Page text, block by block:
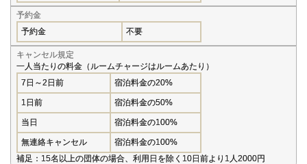
予約金
予約金
不要
キャンセル規定
一人当たりの料金（ルームチャージはルームあたり）
7日～2日前
宿泊料金の20%
1日前 宿泊料金の50%
当日 宿泊料金の100%
無連絡キャンセル
宿泊料金の100%
補足：15名以上の団体の場合、利用日を除く10日前より1人2000円